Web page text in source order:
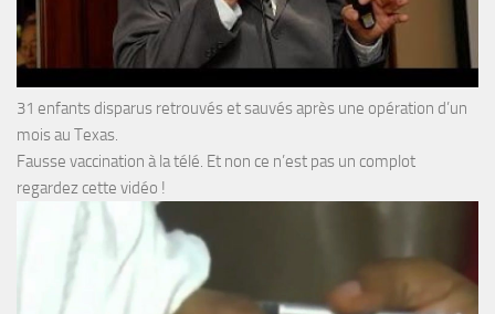
31 enfants disparus retrouvés et sauvés après une opération d’un
mois au Texas.
Fausse vaccination à la télé. Et non ce n’est pas un complot
regardez cette vidéo !